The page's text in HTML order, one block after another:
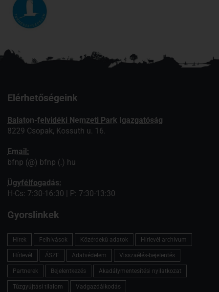
Elérhetőségeink
Balaton-felvidéki Nemzeti Park Igazgatóság
8229 Csopak, Kossuth u. 16.
Email:
bfnp (@) bfnp (.) hu
Ügyfélfogadás:
H-Cs: 7:30-16:30 | P: 7:30-13:30
Gyorslinkek
Hírek Felhívások Közérdekű adatok Hírlevél archívum
Hírlevél ÁSZF Adatvédelem Visszaélés-bejelentés
Partnerek Bejelentkezés Akadálymentesítési nyilatkozat
Tűzgyújtási tilalom Vadgazdálkodás